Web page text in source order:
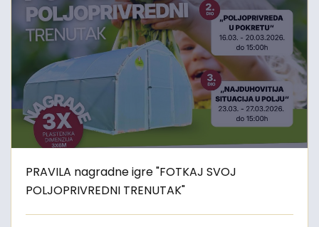
PRAVILA nagradne igre "FOTKAJ SVOJ
POLJOPRIVREDNI TRENUTAK"